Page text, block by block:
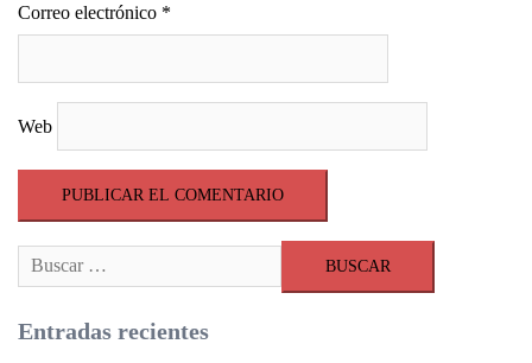
Correo electrónico *
Web
Buscar:
Entradas recientes